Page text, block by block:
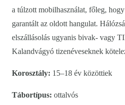
a túlzott mobilhasználat, főleg,
garantált az oldott hangulat.
elszállásolás ugyanis bivak- vagy
Kalandvágyó tizenéveseknek
Korosztály: 15–18 év közöttiek
Tábortípus: ottalvós